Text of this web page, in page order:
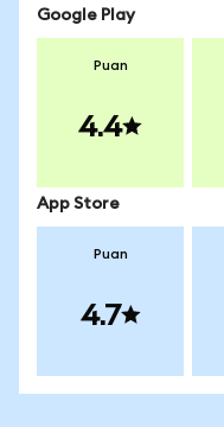
Google Play
Puan
4.4
App Store
Puan
4.7